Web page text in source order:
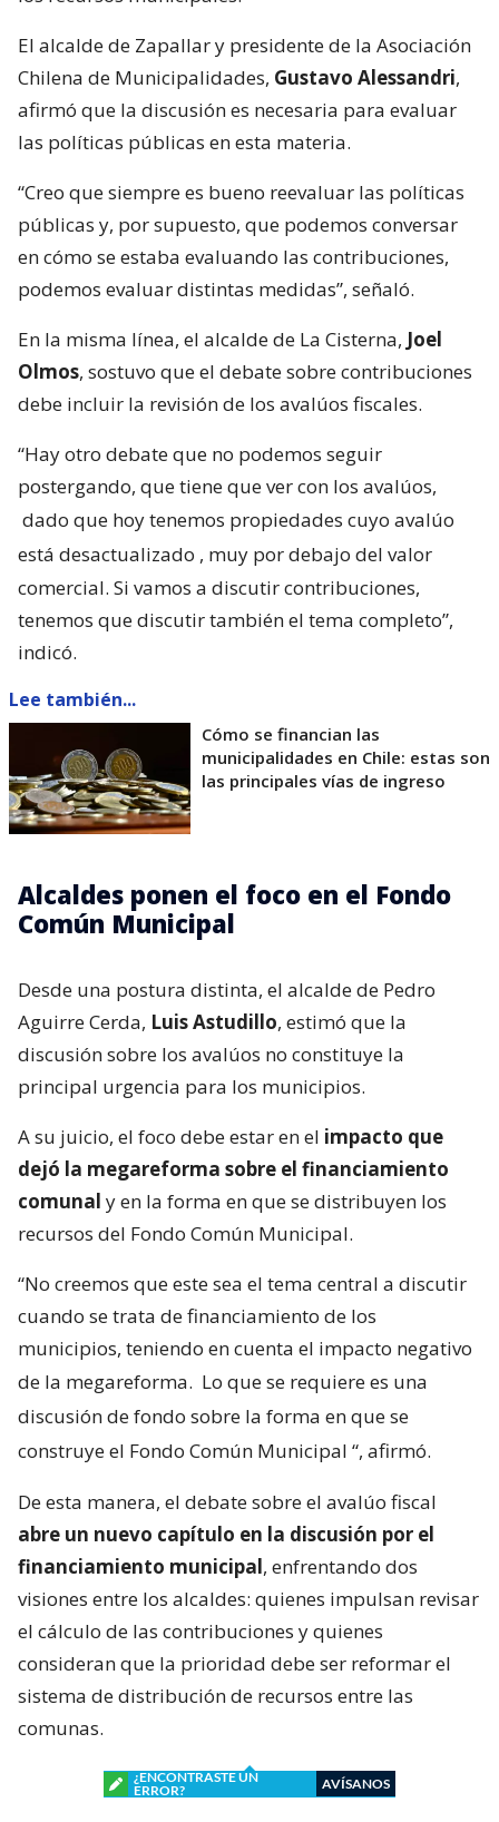
El alcalde de Zapallar y presidente de la Asociación
Chilena de Municipalidades, Gustavo Alessandri,
afirmó que la discusión es necesaria para evaluar
las políticas públicas en esta materia.
“Creo que siempre es bueno reevaluar las políticas
públicas y, por supuesto, que podemos conversar
en cómo se estaba evaluando las contribuciones,
podemos evaluar distintas medidas”, señaló.
En la misma línea, el alcalde de La Cisterna, Joel
Olmos, sostuvo que el debate sobre contribuciones
debe incluir la revisión de los avalúos fiscales.
“Hay otro debate que no podemos seguir
postergando, que tiene que ver con los avalúos,
dado que hoy tenemos propiedades cuyo avalúo
está desactualizado , muy por debajo del valor
comercial. Si vamos a discutir contribuciones,
tenemos que discutir también el tema completo”,
indicó.
Lee también...
Cómo se financian las
municipalidades en Chile: estas son
las principales vías de ingreso
Alcaldes ponen el foco en el Fondo
Común Municipal
Desde una postura distinta, el alcalde de Pedro
Aguirre Cerda, Luis Astudillo, estimó que la
discusión sobre los avalúos no constituye la
principal urgencia para los municipios.
A su juicio, el foco debe estar en el impacto que
dejó la megareforma sobre el financiamiento
comunal y en la forma en que se distribuyen los
recursos del Fondo Común Municipal.
“No creemos que este sea el tema central a discutir
cuando se trata de financiamiento de los
municipios, teniendo en cuenta el impacto negativo
de la megareforma. Lo que se requiere es una
discusión de fondo sobre la forma en que se
construye el Fondo Común Municipal “, afirmó.
De esta manera, el debate sobre el avalúo fiscal
abre un nuevo capítulo en la discusión por el
financiamiento municipal, enfrentando dos
visiones entre los alcaldes: quienes impulsan revisar
el cálculo de las contribuciones y quienes
consideran que la prioridad debe ser reformar el
sistema de distribución de recursos entre las
comunas.
¿ENCONTRASTE UN
ERROR?
AVÍSANOS